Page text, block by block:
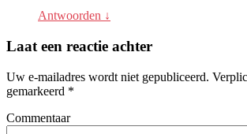
Antwoorden ↓
Laat een reactie achter
Uw e-mailadres wordt niet gepubliceerd.
gemarkeerd *
Commentaar